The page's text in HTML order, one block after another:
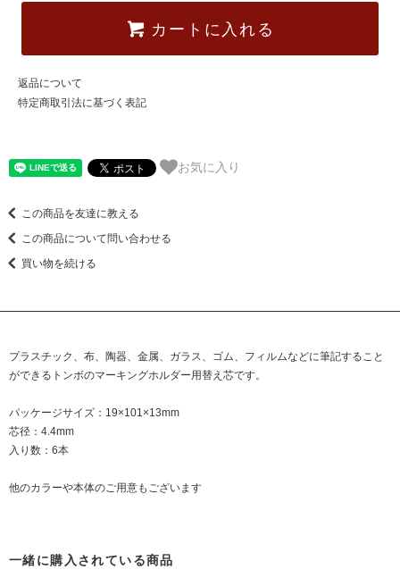
カートに入れる
返品について
特定商取引法に基づく表記
お気に入り
この商品を友達に教える
この商品について問い合わせる
買い物を続ける
プラスチック、布、陶器、金属、ガラス、ゴム、フィルムなどに筆記すること
ができるトンボのマーキングホルダー用替え芯です。
パッケージサイズ：19×101×13mm
芯径：4.4mm
入り数：6本
他のカラーや本体のご用意もございます
一緒に購入されている商品